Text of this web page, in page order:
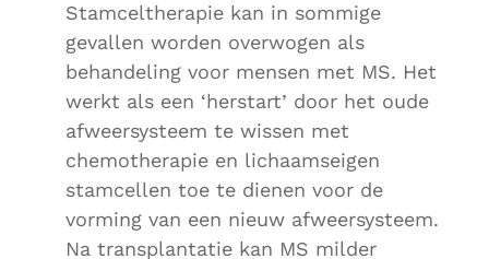
Stamceltherapie kan in sommige
gevallen worden overwogen als
behandeling voor mensen met MS. Het
werkt als een ‘herstart’ door het oude
afweersysteem te wissen met
chemotherapie en lichaamseigen
stamcellen toe te dienen voor de
vorming van een nieuw afweersysteem.
Na transplantatie kan MS milder